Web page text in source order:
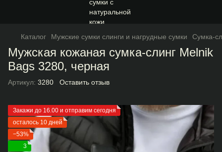
Каталог Мужские сумки слинги и нагрудные сумки Сумка-
Мужская кожаная сумка-слинг Melnik
Bags 3280, черная
Артикул: 3280 Оставить отзыв
Закажи до 16.00 и отправим сегодня
осталось 10 дней
−53%
3